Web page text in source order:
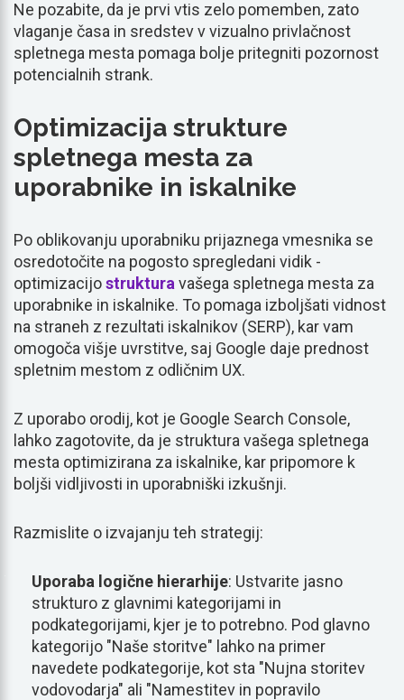
Ne pozabite, da je prvi vtis zelo pomemben, zato
vlaganje časa in sredstev v vizualno privlačnost
spletnega mesta pomaga bolje pritegniti pozornost
potencialnih strank.
Optimizacija strukture
spletnega mesta za
uporabnike in iskalnike
Po oblikovanju uporabniku prijaznega vmesnika se
osredotočite na pogosto spregledani vidik -
optimizacijostruktura vašega spletnega mesta za
uporabnike in iskalnike. To pomaga izboljšati vidnost
na straneh z rezultati iskalnikov (SERP), kar vam
omogoča višje uvrstitve, saj Google daje prednost
spletnim mestom z odličnim UX.
Z uporabo orodij, kot je Google Search Console,
lahko zagotovite, da je struktura vašega spletnega
mesta optimizirana za iskalnike, kar pripomore k
boljši vidljivosti in uporabniški izkušnji.
Razmislite o izvajanju teh strategij:
Uporaba logične hierarhije: Ustvarite jasno
strukturo z glavnimi kategorijami in
podkategorijami, kjer je to potrebno. Pod glavno
kategorijo "Naše storitve" lahko na primer
navedete podkategorije, kot sta "Nujna storitev
vodovodarja" ali "Namestitev in popravilo